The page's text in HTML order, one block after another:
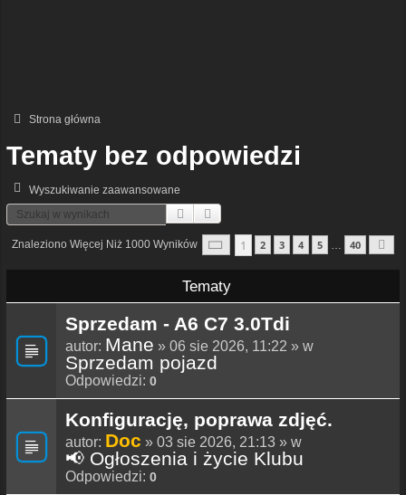
Strona główna
Tematy bez odpowiedzi
Wyszukiwanie zaawansowane
Szukaj
Znaleziono Więcej Niż 1000 Wyników Strona1 40
1 2 3 4 5 40
Tematy
Sprzedam - A6 C7 3.0Tdi
autor: Mane » 06 sie 2026, 11:22 » w
Sprzedam pojazd
Odpowiedzi: 0
Konfigurację, poprawa zdjęć.
autor: Doc » 03 sie 2026, 21:13 » w
📢 Ogłoszenia i życie Klubu
Odpowiedzi: 0